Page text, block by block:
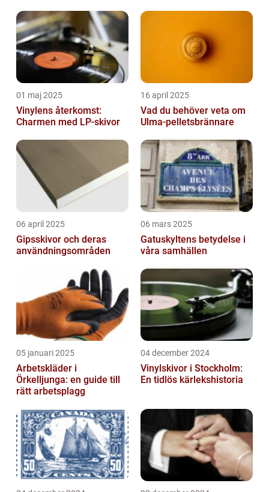
01 maj 2025
Vinylens återkomst:
Charmen med LP-skivor
16 april 2025
Vad du behöver veta om
Ulma-pelletsbrännare
06 april 2025
Gipsskivor och deras
användningsområden
06 mars 2025
Gatuskyltens betydelse i
våra samhällen
05 januari 2025
Arbetskläder i
Örkelljunga: en guide till
rätt arbetsplagg
04 december 2024
Vinylskivor i Stockholm:
En tidlös kärlekshistoria